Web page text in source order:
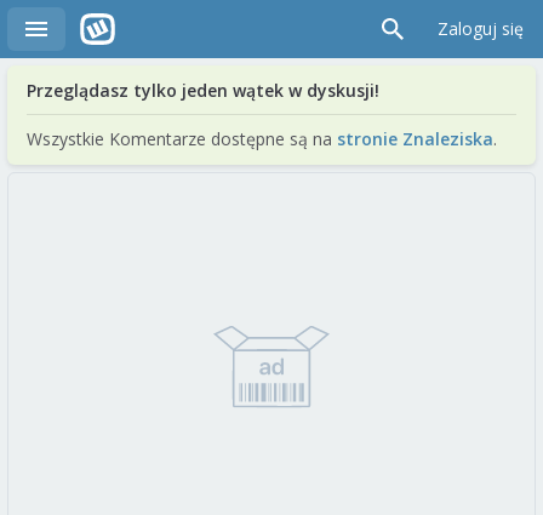
Zaloguj się
Przeglądasz tylko jeden wątek w dyskusji!
Wszystkie Komentarze dostępne są na stronie Znaleziska.